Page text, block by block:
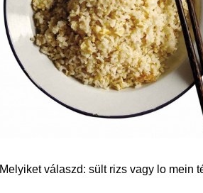
Melyiket válaszd: sült rizs vagy lo mein